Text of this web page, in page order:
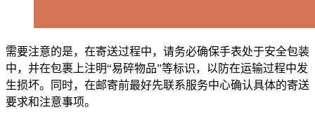
需要注意的是，在寄送过程中，请务必确保手表处于安全包装
中，并在包裹上注明“易碎物品”等标识，以防在运输过程中发
生损坏。同时，在邮寄前最好先联系服务中心确认具体的寄送
要求和注意事项。